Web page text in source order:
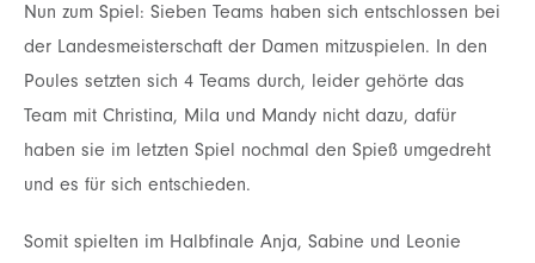
Nun zum Spiel: Sieben Teams haben sich entschlossen bei
der Landesmeisterschaft der Damen mitzuspielen. In den
Poules setzten sich 4 Teams durch, leider gehörte das
Team mit Christina, Mila und Mandy nicht dazu, dafür
haben sie im letzten Spiel nochmal den Spieß umgedreht
und es für sich entschieden.
Somit spielten im Halbfinale Anja, Sabine und Leonie